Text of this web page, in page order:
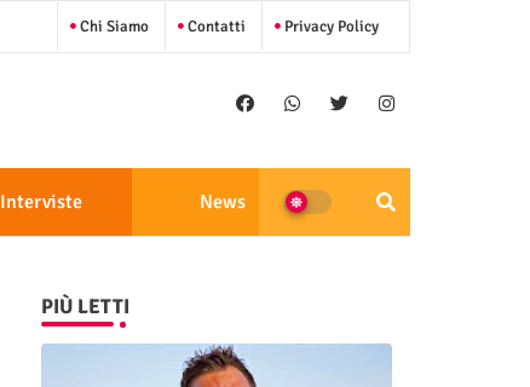
Chi Siamo Contatti Privacy Policy
Interviste News
PIÙ LETTI